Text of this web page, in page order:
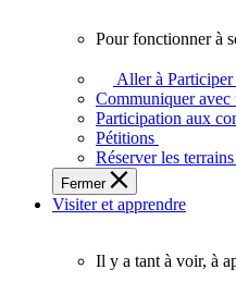
Ontariens.
fonctionner
plein
potentiel,
l'Assemblée
a
besoin
Pour fonctionner à
Aller à Participer
Communiquer avec
Participation aux
Pétitions
Réserver les terrains
Fermer
Visiter et apprendre
Il y a tant à voir, à